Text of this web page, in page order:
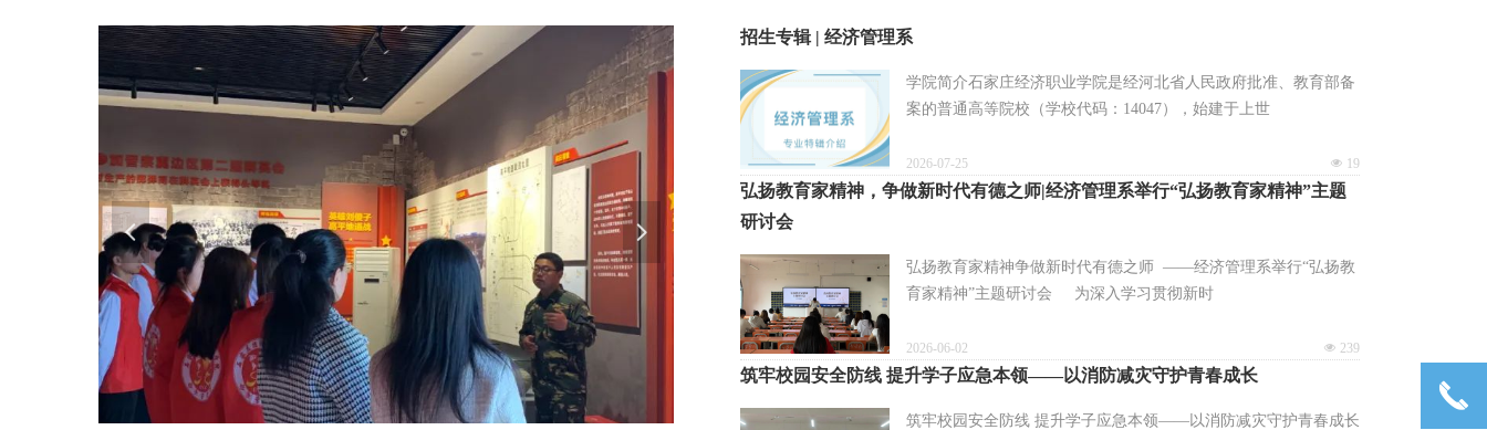
넳 넲
招生专辑 | 经济管理系
学院简介石家庄经济职业学院是经河北省人民政府批准、教育部备
案的普通高等院校（学校代码：14047），始建于上世
넶 19
2026-07-25
弘扬教育家精神，争做新时代有德之师|经济管理系举行“弘扬教育家精神”主题
研讨会
弘扬教育家精神争做新时代有德之师 ——经济管理系举行“弘扬教
育家精神”主题研讨会 为深入学习贯彻新时
넶 239
2026-06-02
筑牢校园安全防线 提升学子应急本领——以消防减灾守护青春成长
筑牢校园安全防线 提升学子应急本领——以消防减灾守护青春成长
끅